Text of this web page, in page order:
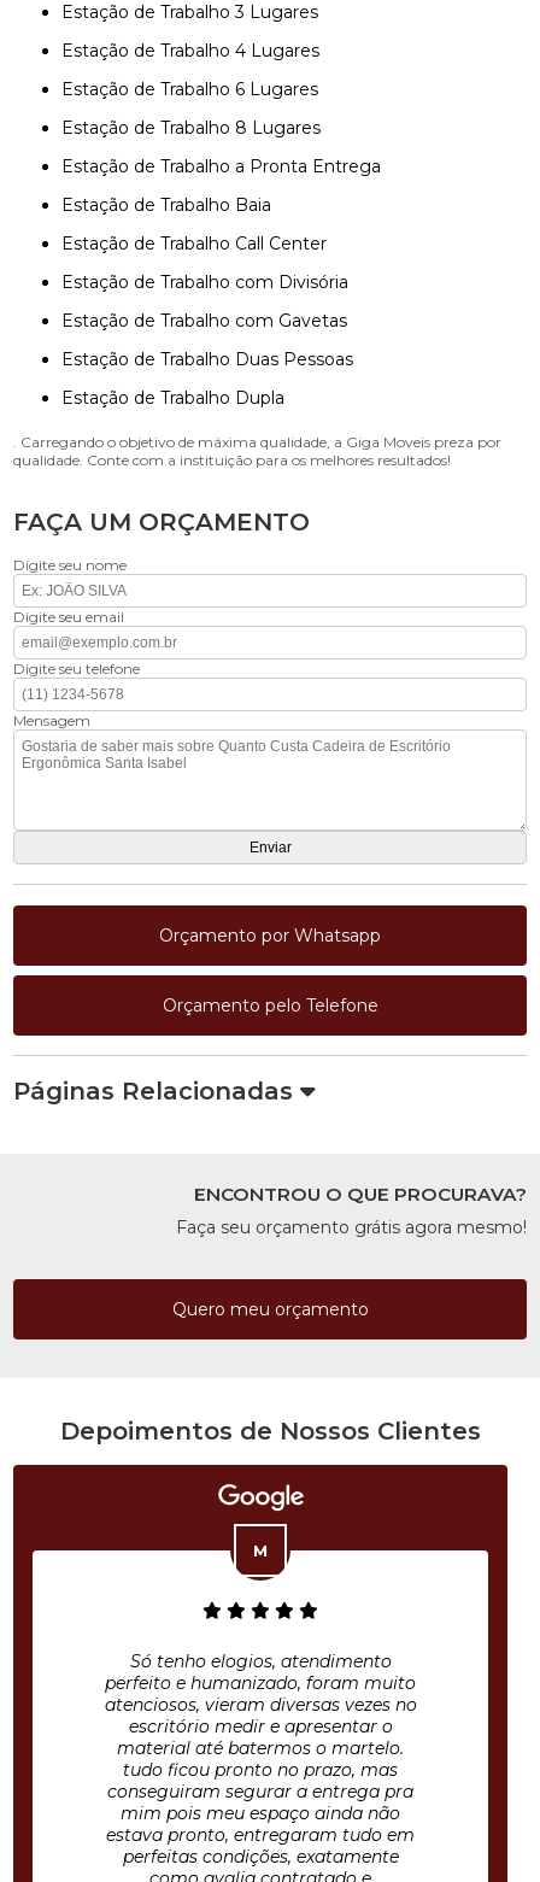
Estação de Trabalho 3 Lugares
Estação de Trabalho 4 Lugares
Estação de Trabalho 6 Lugares
Estação de Trabalho 8 Lugares
Estação de Trabalho a Pronta Entrega
Estação de Trabalho Baia
Estação de Trabalho Call Center
Estação de Trabalho com Divisória
Estação de Trabalho com Gavetas
Estação de Trabalho Duas Pessoas
Estação de Trabalho Dupla
. Carregando o objetivo de máxima qualidade, a Giga Moveis preza por
qualidade. Conte com a instituição para os melhores resultados!
FAÇA UM ORÇAMENTO
Digite seu nome
Digite seu email
Digite seu telefone
Mensagem
Orçamento por Whatsapp
Orçamento pelo Telefone
Páginas Relacionadas
ENCONTROU O QUE PROCURAVA?
Faça seu orçamento grátis agora mesmo!
Quero meu orçamento
Depoimentos de Nossos Clientes
Só tenho elogios, atendimento
perfeito e humanizado, foram muito
atenciosos, vieram diversas vezes no
escritório medir e apresentar o
material até batermos o martelo.
tudo ficou pronto no prazo, mas
conseguiram segurar a entrega pra
mim pois meu espaço ainda não
estava pronto, entregaram tudo em
perfeitas condições, exatamente